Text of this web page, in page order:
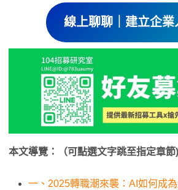
線上聊聊｜建立企業
本文導覽：（可點選文字跳至指定章節)
一、2025轉職潮來襲：AI如何成